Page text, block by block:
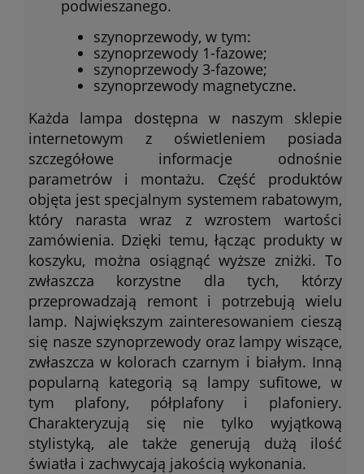
podwieszanego.
szynoprzewody, w tym:
szynoprzewody 1-fazowe;
szynoprzewody 3-fazowe;
szynoprzewody magnetyczne.
Każda lampa dostępna w naszym sklepie
internetowym z oświetleniem posiada
szczegółowe informacje odnośnie
parametrów i montażu. Część produktów
objęta jest specjalnym systemem rabatowym,
który narasta wraz z wzrostem wartości
zamówienia. Dzięki temu, łącząc produkty w
koszyku, można osiągnąć wyższe zniżki. To
zwłaszcza korzystne dla tych, którzy
przeprowadzają remont i potrzebują wielu
lamp. Największym zainteresowaniem cieszą
się nasze szynoprzewody oraz lampy wiszące,
zwłaszcza w kolorach czarnym i białym. Inną
popularną kategorią są lampy sufitowe, w
tym plafony, półplafony i plafoniery.
Charakteryzują się nie tylko wyjątkową
stylistyką, ale także generują dużą ilość
światła i zachwycają jakością wykonania.